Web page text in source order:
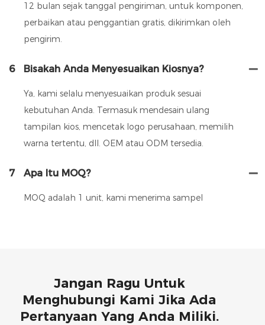
12 bulan sejak tanggal pengiriman, untuk komponen,
perbaikan atau penggantian gratis, dikirimkan oleh
pengirim.
6 Bisakah Anda Menyesuaikan Kiosnya?
Ya, kami selalu menyesuaikan produk sesuai
kebutuhan Anda. Termasuk mendesain ulang
tampilan kios, mencetak logo perusahaan, memilih
warna tertentu, dll. OEM atau ODM tersedia.
7 Apa Itu MOQ?
MOQ adalah 1 unit, kami menerima sampel
Jangan Ragu Untuk
Menghubungi Kami Jika Ada
Pertanyaan Yang Anda Miliki.